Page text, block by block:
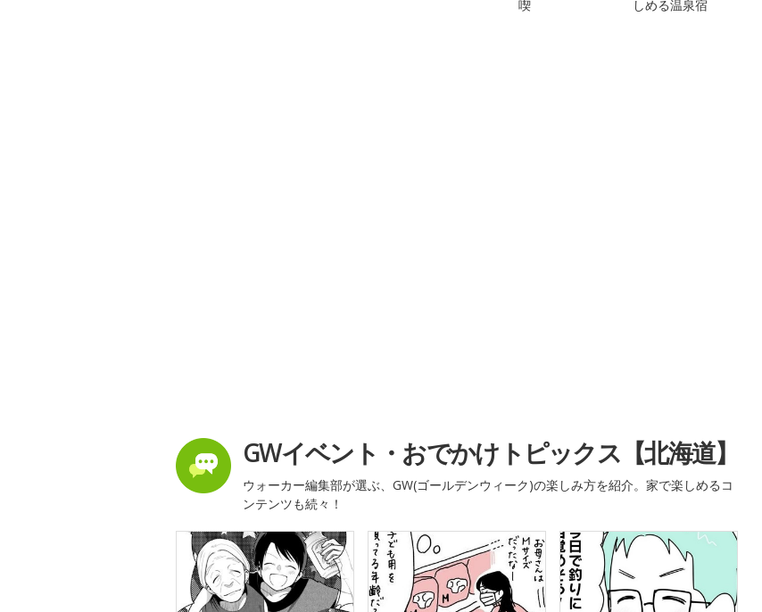
喫
しめる温泉宿
GWイベント・おでかけトピックス【北海道】
ウォーカー編集部が選ぶ、GW(ゴールデンウィーク)の楽しみ方を紹介。家で楽しめるコ
ンテンツも続々！